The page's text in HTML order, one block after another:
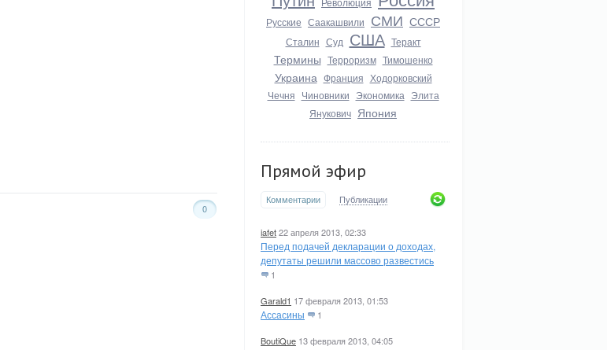
Русские Саакашвили СМИ СССР
Сталин Суд США Теракт
Термины Терроризм Тимошенко
Украина Франция Ходорковский
Чечня Чиновники Экономика Элита
Янукович Япония
Прямой эфир
Комментарии Публикации
iafet22 апреля 2013, 02:33
Перед подачей декларации о доходах,
депутаты решили массово развестись
1
Garald1 17 февраля 2013, 01:53
Ассасины 1
BoutiQue 13 февраля 2013, 04:05
0